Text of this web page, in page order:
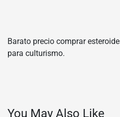
Barato precio comprar
para culturismo.
You May Also Like